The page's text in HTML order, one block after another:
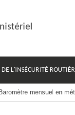
DE L'INSÉCURITÉ
Baromètre mensuel en